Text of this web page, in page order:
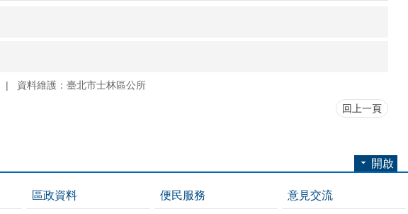
資料維護：臺北市士林區公所
回上一頁
開啟
區政資料 便民服務 意見交流